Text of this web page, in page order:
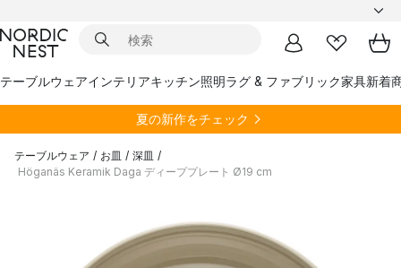
テーブルウェアインテリアキッチン照明ラグ & ファブリック家具新着
夏の新作をチェック
テーブルウェア / お皿 / 深皿 /
Höganäs Keramik Daga ディーププレート Ø19 cm